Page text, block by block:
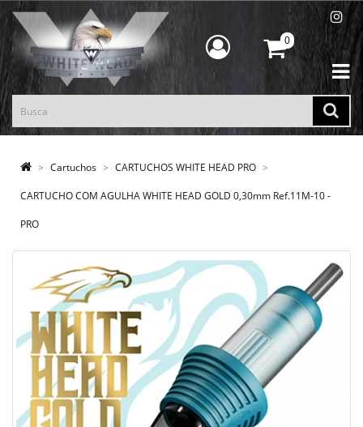
0
Cartuchos CARTUCHOS WHITE HEAD PRO
CARTUCHO COM AGULHA WHITE HEAD GOLD 0,30mm Ref.11M-10 -
PRO